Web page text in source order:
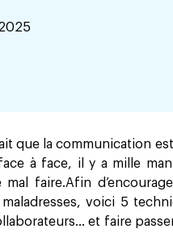
que la communication
à face, il y a mille
faire.Afin
voici 5
et faire